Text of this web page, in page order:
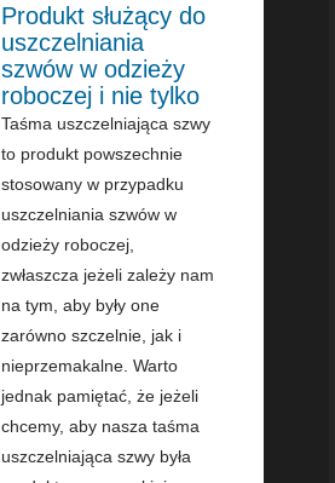
Produkt służący do
uszczelniania
szwów w odzieży
roboczej i nie tylko
Taśma uszczelniająca szwy
to produkt powszechnie
stosowany w przypadku
uszczelniania szwów w
odzieży roboczej,
zwłaszcza jeżeli zależy nam
na tym, aby były one
zarówno szczelnie, jak i
nieprzemakalne. Warto
jednak pamiętać, że jeżeli
chcemy, aby nasza taśma
uszczelniająca szwy była